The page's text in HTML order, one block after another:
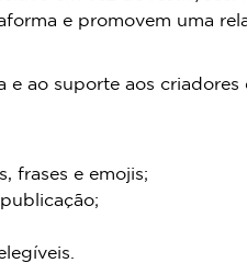
e promovem uma
ao suporte aos
frases e emojis;